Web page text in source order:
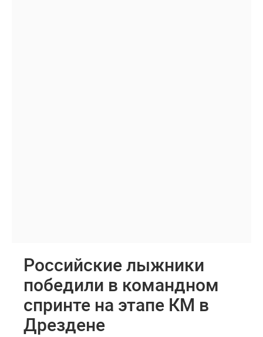
Российские лыжники
победили в командном
спринте на этапе КМ в
Дрездене